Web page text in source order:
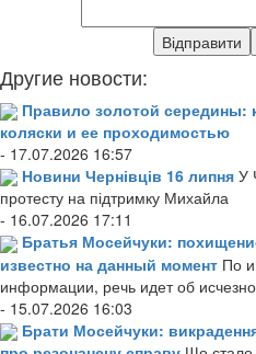
Другие новости:
Правило золотой середины:
коляски и ее проходимостью
- 17.07.2026 16:57
Новини Чернівців 16 липня У
протесту на підтримку Михайла
- 16.07.2026 17:11
Братья Мосейчуки:
известно на данный момент По
информации, речь идет об
- 15.07.2026 16:03
Брати Мосейчуки: